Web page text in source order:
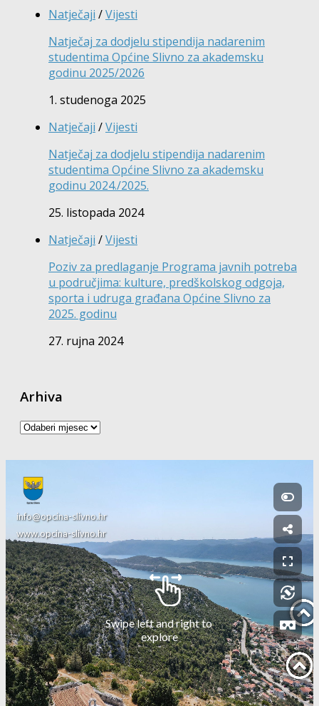
Natječaji /Vijesti
Natječaj za dodjelu stipendija nadarenim
studentima Općine Slivno za akademsku
godinu 2025/2026
1. studenoga 2025
Natječaji /Vijesti
Natječaj za dodjelu stipendija nadarenim
studentima Općine Slivno za akademsku
godinu 2024./2025.
25. listopada 2024
Natječaji /Vijesti
Poziv za predlaganje Programa javnih potreba
u područjima: kulture, predškolskog odgoja,
sporta i udruga građana Općine Slivno za
2025. godinu
27. rujna 2024
Arhiva
Arhiva